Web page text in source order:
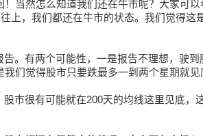
当然怎么知道我们还在牛市呢？大家可以
上，我们都还在牛市的状态。我们觉得这
。有两个可能性，一是报告不理想，驶到
们觉得股市只要跌最多一到两个星期就见
股市很有可能就在200天的均线这里见底，